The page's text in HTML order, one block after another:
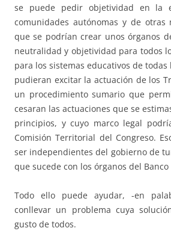
se puede pedir objetividad en la
comunidades autónomas y de
que se podrían crear unos órganos
neutralidad y objetividad para todos
para los sistemas educativos de
pudieran excitar la actuación de los
un procedimiento sumario que
cesaran las actuaciones que se
principios, y cuyo marco legal
Comisión Territorial del Congreso.
ser independientes del gobierno de
que sucede con los órganos del Banco
Todo ello puede ayudar, -en
conllevar un problema cuya
gusto de todos.